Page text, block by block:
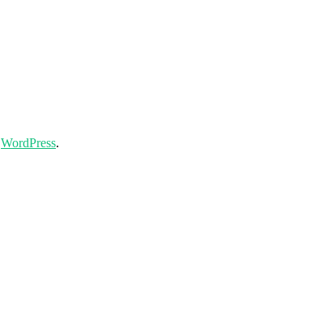
WordPress.